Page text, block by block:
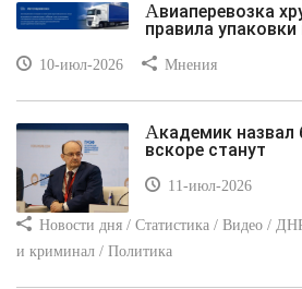
Авиаперевозка хрупких грузов:
правила упаковки
10-июл-2026 Мнения
Академик назвал болезни, которые
вскоре станут
11-июл-2026
Новости дня / Статистика / Видео /
и криминал / Политика